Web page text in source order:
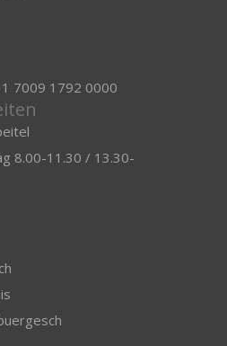
7009 1792 0000
8.00-11.30 / 13.30-